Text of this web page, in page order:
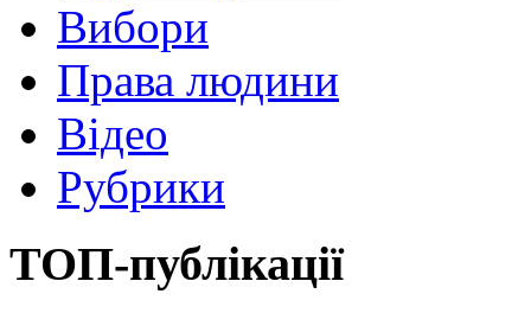
Вибори
Права людини
Відео
Рубрики
ТОП-публікації